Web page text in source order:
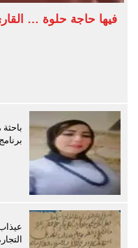
فيها حاجة حلوة …
التجارة